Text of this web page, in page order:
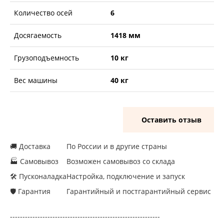
Количество осей 6
Досягаемость 1418 мм
Грузоподъемность 10 кг
Вес машины 40 кг
Оставить отзыв
🚚 Доставка
🏭 Самовывоз
🛠 Пусконаладка
🛡 Гарантия
По России и в другие страны
Возможен самовывоз со склада
Настройка, подключение и запуск
Гарантийный и постгарантийный сервис
------------------------------------------------------------